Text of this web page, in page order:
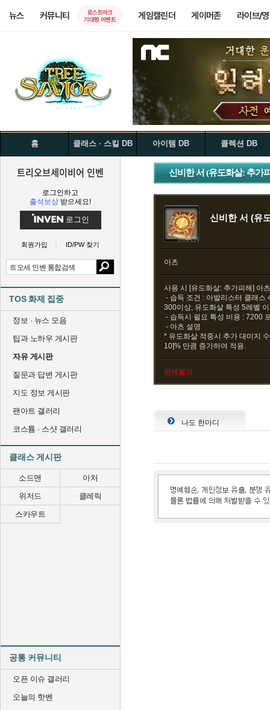
뉴스 커뮤니티
로스트아크
기대평 이벤트
게임캘린더 게이머존 라이브/
홈 클래스 · 스킬 DB 아이템 DB 콜렉션 DB
트리오브세이비어 인벤
로그인하고
출석보상 받으세요!
로그인
회원가입 ID/PW 찾기
TOS 화제 집중
정보 · 뉴스 모음
팁과 노하우 게시판
자유 게시판
질문과 답변 게시판
지도 정보 게시판
팬아트 갤러리
코스튬 · 스샷 갤러리
클래스 게시판
소드맨
아처
위저드
클레릭
스카우트
공통 커뮤니티
오픈 이슈 갤러리
오늘의 핫벤
신비한 서 (유도화살: 추가
신비한 서 (유
아츠
사용 시 [유도화살: 추가피해] 아
- 습득 조건 : 아발리스터 클래스
300이상, 유도화살 특성 5레벨
- 습득시 필요 특성 비용 : 7200
- 아츠 설명
* 유도화살 적중시 추가 대미지
10]% 만큼 증가하여 적용.
판매불가
나도 한마디